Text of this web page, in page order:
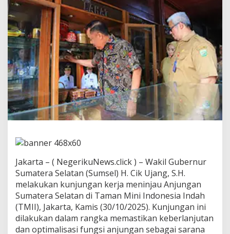
T
e
k
a
n
k
a
n
:
A
n
j
u
n
S
m
s
e
l
d
i
Jakarta – ( NegerikuNews.click ) – Wakil Gubernur
Sumatera Selatan (Sumsel) H. Cik Ujang, S.H.
melakukan kunjungan kerja meninjau Anjungan
Sumatera Selatan di Taman Mini Indonesia Indah
(TMII), Jakarta, Kamis (30/10/2025). Kunjungan ini
dilakukan dalam rangka memastikan keberlanjutan
dan optimalisasi fungsi anjungan sebagai sarana